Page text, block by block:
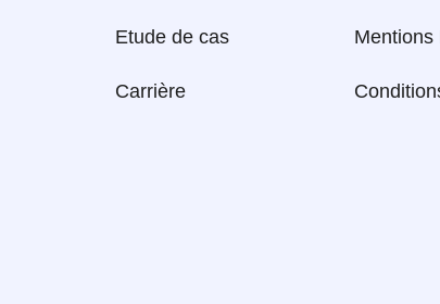
Etude de cas
Carrière
Mentions